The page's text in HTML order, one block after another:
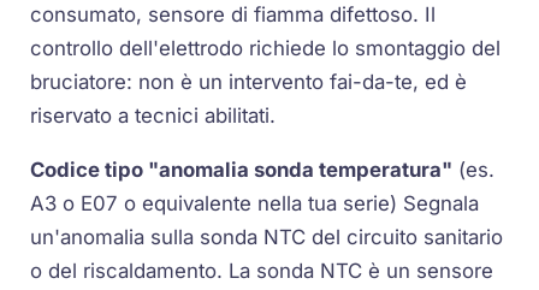
consumato, sensore di fiamma difettoso. Il
controllo dell'elettrodo richiede lo smontaggio del
bruciatore: non è un intervento fai-da-te, ed è
riservato a tecnici abilitati.
Codice tipo "anomalia sonda temperatura" (es.
A3 o E07 o equivalente nella tua serie) Segnala
un'anomalia sulla sonda NTC del circuito sanitario
o del riscaldamento. La sonda NTC è un sensore